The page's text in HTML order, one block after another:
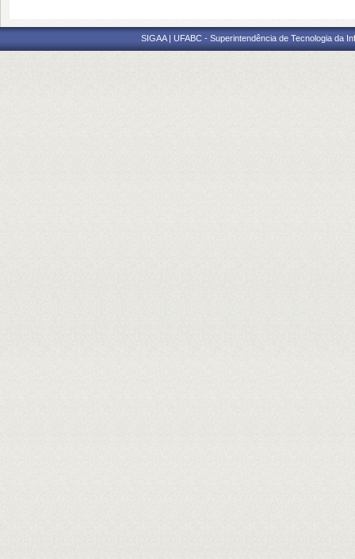
SIGAA | UFABC - Superintendência de Tecnologia da